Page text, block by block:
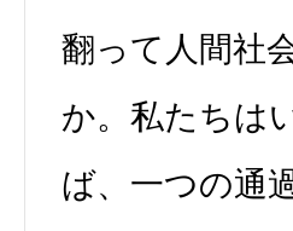
翻って人間社
か。私たちは
ば、一つの通